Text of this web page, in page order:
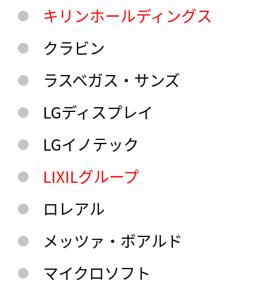
キリンホールディングス
クラビン
ラスベガス・サンズ
LGディスプレイ
LGイノテック
LIXILグループ
ロレアル
メッツァ・ボアルド
マイクロソフト